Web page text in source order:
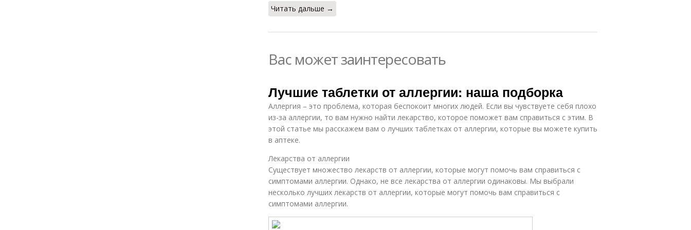
Читать дальше →
Вас может заинтересовать
Лучшие таблетки от аллергии: наша подборка
Аллергия – это проблема, которая беспокоит многих людей. Если вы чувствуете себя плохо
из-за аллергии, то вам нужно найти лекарство, которое поможет вам справиться с этим. В
этой статье мы расскажем вам о лучших таблетках от аллергии, которые вы можете купить
в аптеке.
Лекарства от аллергии
Существует множество лекарств от аллергии, которые могут помочь вам справиться с
симптомами аллергии. Однако, не все лекарства от аллергии одинаковы. Мы выбрали
несколько лучших лекарств от аллергии, которые могут помочь вам справиться с
симптомами аллергии.